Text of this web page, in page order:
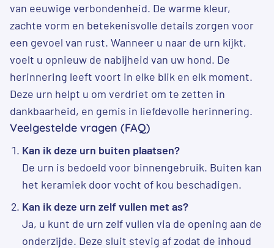
van eeuwige verbondenheid. De warme kleur,
zachte vorm en betekenisvolle details zorgen voor
een gevoel van rust. Wanneer u naar de urn kijkt,
voelt u opnieuw de nabijheid van uw hond. De
herinnering leeft voort in elke blik en elk moment.
Deze urn helpt u om verdriet om te zetten in
dankbaarheid, en gemis in liefdevolle herinnering.
Veelgestelde vragen (FAQ)
Kan ik deze urn buiten plaatsen?
De urn is bedoeld voor binnengebruik. Buiten kan
het keramiek door vocht of kou beschadigen.
Kan ik deze urn zelf vullen met as?
Ja, u kunt de urn zelf vullen via de opening aan de
onderzijde. Deze sluit stevig af zodat de inhoud